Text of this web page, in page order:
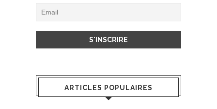
ARTICLES POPULAIRES